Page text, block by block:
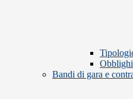
Bandi di gara e